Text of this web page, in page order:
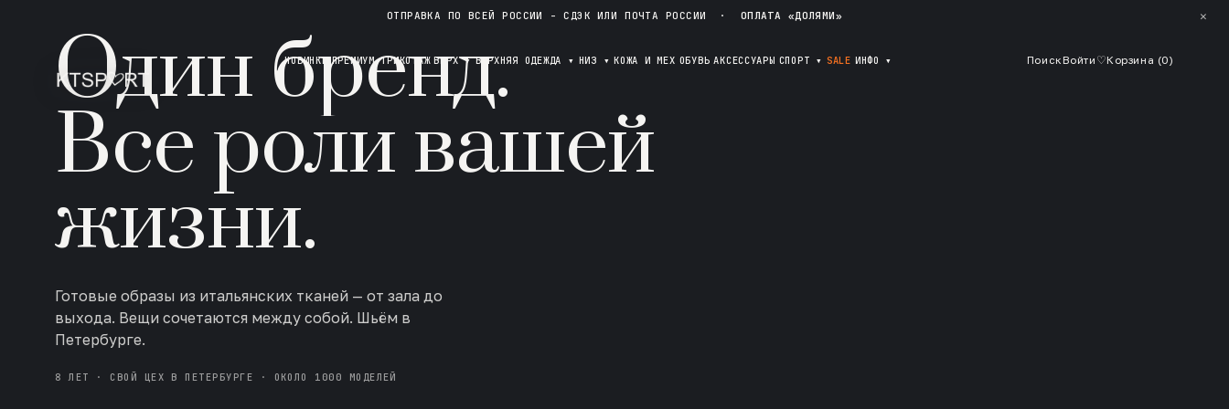
ОТПРАВКА ПО ВСЕЙ РОССИИ - СДЭК ИЛИ ПОЧТА РОССИИ · ОПЛАТА «ДОЛЯМИ» ✕
НОВИНКИ ПРЕМИУМ ТРИКОТАЖ ВЕРХ▾ ВЕРХНЯЯ ОДЕЖДА ▾ НИЗ ▾ КОЖА И МЕХ ОБУВЬ АКСЕССУАРЫ СПОРТ ▾ SALE ИНФО ▾ ПоискВойти ♡Корзина (0)
Один бренд.
Все роли вашей
жизни.
Готовые образы из итальянских тканей — от зала до
выхода. Вещи сочетаются между собой. Шьём в
Петербурге.
8 ЛЕТ · СВОЙ ЦЕХ В ПЕТЕРБУРГЕ · ОКОЛО 1000 МОДЕЛЕЙ